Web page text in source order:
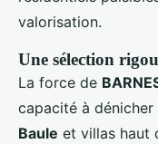
valorisation.
Une sélection
La force de
capacité à dénicher
Baule et villas haut